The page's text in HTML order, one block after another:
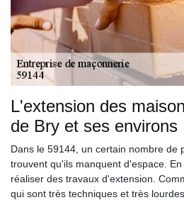
L'extension des
de Bry et ses environs
Dans le 59144, un certain nombre de
trouvent qu'ils manquent d'espace.
réaliser des travaux d'extension.
qui sont très techniques et très